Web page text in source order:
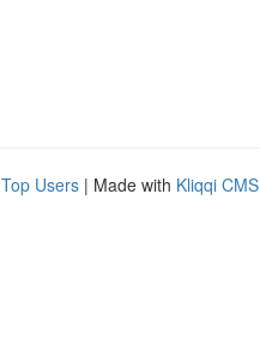
Top Users | Made with Kliqqi CMS